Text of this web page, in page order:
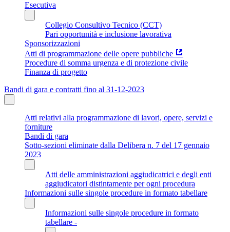
Esecutiva
Collegio Consultivo Tecnico (CCT)
Pari opportunità e inclusione lavorativa
Sponsorizzazioni
Atti di programmazione delle opere pubbliche
Procedure di somma urgenza e di protezione civile
Finanza di progetto
Bandi di gara e contratti fino al 31-12-2023
Atti relativi alla programmazione di lavori, opere, servizi e
forniture
Bandi di gara
Sotto-sezioni eliminate dalla Delibera n. 7 del 17 gennaio
2023
Atti delle amministrazioni aggiudicatrici e degli enti
aggiudicatori distintamente per ogni procedura
Informazioni sulle singole procedure in formato tabellare
Informazioni sulle singole procedure in formato
tabellare -